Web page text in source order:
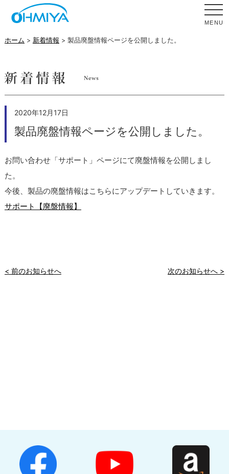
MENU
ホーム > 新着情報 > 製品廃盤情報ページを公開しました。
2020年12月17日
製品廃盤情報ページを公開しました。
お問い合わせ「サポート」ページにて廃盤情報を公開しまし
た。
今後、製品の廃盤情報はこちらにアップデートしていきます。
サポート【廃盤情報】
< 前のお知らせへ 次のお知らせへ >